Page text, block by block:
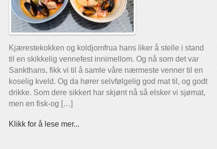
Kjærestekokken og koldjomfrua hans liker å stelle i stand
til en skikkelig vennefest innimellom. Og nå som det var
Sankthans, fikk vi til å samle våre nærmeste venner til en
koselig kveld. Og da hører selvfølgelig god mat til, og godt
drikke. Som dere sikkert har skjønt nå så elsker vi sjømat,
men en fisk-og […]
Klikk for å lese mer...